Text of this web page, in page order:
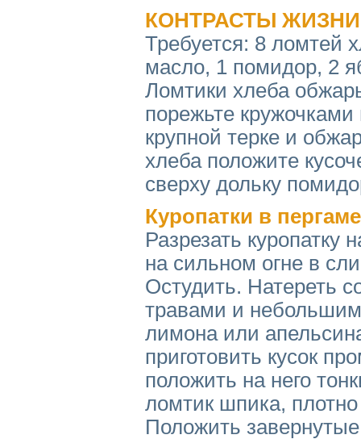
КОНТРАСТЫ ЖИЗНИ
Требуется: 8 ломтей
масло, 1 помидор, 2
Ломтики хлеба
порежьте
крупной терке и
хлеба положите
сверху дольку
Куропатки в
Разрезать куропатку
на сильном огне в
Остудить. Натереть
травами и небольшим
лимона или
приготовить кусок
положить на него
ломтик шпика,
Положить